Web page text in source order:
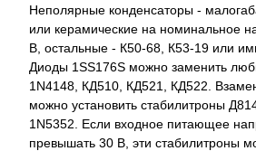
Неполярные конденсаторы -
или керамические на номинальное
В, остальные - К50-68, К53-19 или
Диоды 1SS176S можно заменить
1N4148, КД510, КД521, КД522.
можно установить стабилитроны
1N5352. Если входное питающее
превышать 30 В, эти стабилитроны